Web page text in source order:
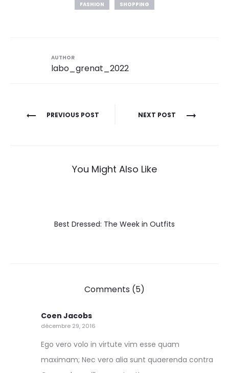
FASHION SHOPPING
AUTHOR
labo_grenat_2022
Navigation
PREVIOUS POST NEXT POST
You Might Also Like
Best Dressed: The Week in Outfits
Comments (5)
Coen Jacobs
décembre 29, 2016
Ego vero volo in virtute vim esse quam
maximam; Nec vero alia sunt quaerenda contra